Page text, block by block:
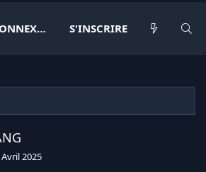
CONNEXION S'INSCRIRE
2025